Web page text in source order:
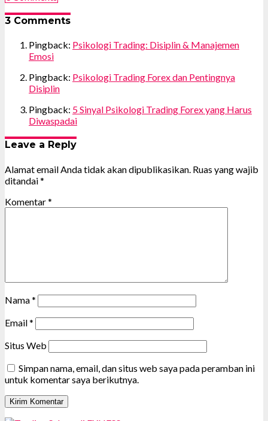
3 Comments
Pingback: Psikologi Trading: Disiplin & Manajemen
Emosi
Pingback: Psikologi Trading Forex dan Pentingnya
Disiplin
Pingback: 5 Sinyal Psikologi Trading Forex yang Harus
Diwaspadai
Leave a Reply
Alamat email Anda tidak akan dipublikasikan. Ruas yang wajib
ditandai*
Komentar*
Nama*
Email*
Situs Web
Simpan nama, email, dan situs web saya pada peramban ini
untuk komentar saya berikutnya.